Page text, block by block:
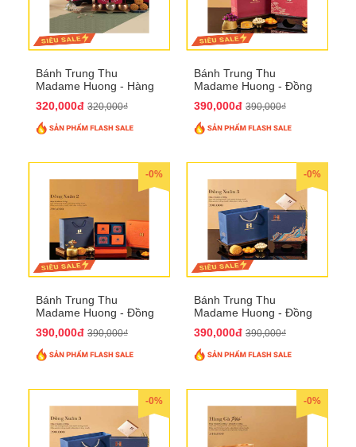
Bánh Trung Thu
Madame Huong - Hàng
320,000đ 320,000₫
Bánh Trung Thu
Madame Huong - Đồng
390,000đ 390,000₫
-0%
Bánh Trung Thu
Madame Huong - Đồng
390,000đ 390,000₫
-0%
Bánh Trung Thu
Madame Huong - Đồng
390,000đ 390,000₫
-0% -0%